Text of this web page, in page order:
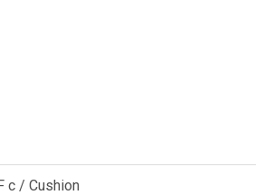
c / Cushion